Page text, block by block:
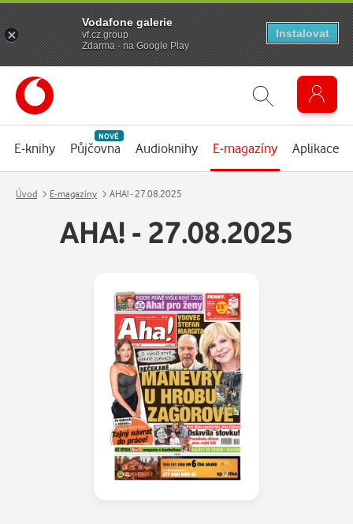
E-knihy Půjčovna
NOVÉ
Audioknihy E-magazíny Aplikace
Úvod E-magazíny AHA! - 27.08.2025
AHA! - 27.08.2025
Vodafone galerie
vf.cz.group
Zdarma - na Google Play
Instalovat